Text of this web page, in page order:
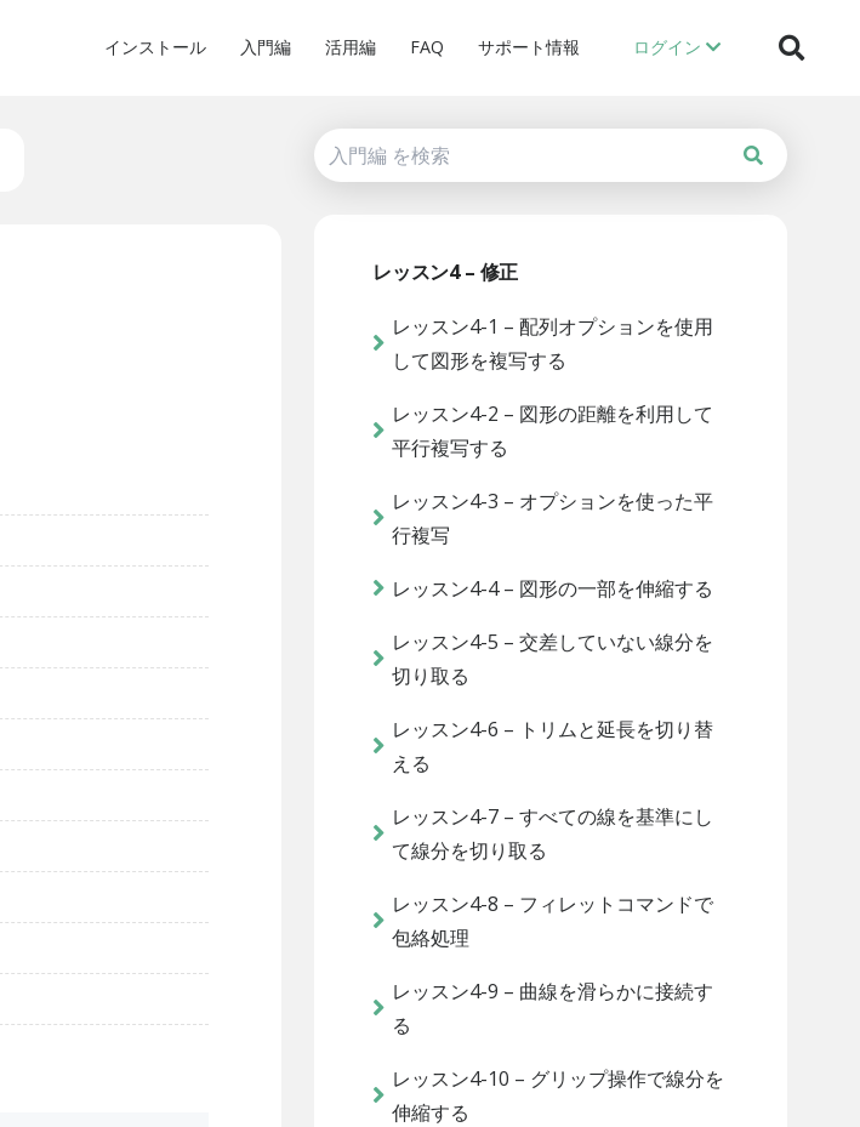
インストール 入門編 活用編 FAQ サポート情報 ログイン
レッスン4 – 修正
レッスン4-1 – 配列オプションを使用
して図形を複写する
レッスン4-2 – 図形の距離を利用して
平行複写する
レッスン4-3 – オプションを使った平
行複写
レッスン4-4 – 図形の一部を伸縮する
レッスン4-5 – 交差していない線分を
切り取る
レッスン4-6 – トリムと延長を切り替
える
レッスン4-7 – すべての線を基準にし
て線分を切り取る
レッスン4-8 – フィレットコマンドで
包絡処理
レッスン4-9 – 曲線を滑らかに接続す
る
レッスン4-10 – グリップ操作で線分を
伸縮する